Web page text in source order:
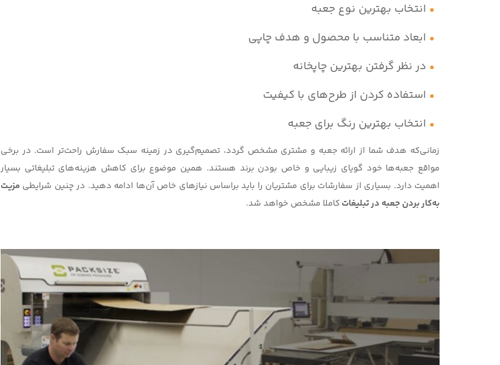
انتخاب بهترین نوع جعبه
ابعاد متناسب با محصول و هدف چاپی
در نظر گرفتن بهترین چاپخانه
استفاده کردن از طرح‌های با کیفیت
انتخاب بهترین رنگ برای جعبه
زمانی‌که هدف شما از ارائه جعبه و مشتری مشخص گردد، تصمیم‌گیری در زمینه سبک سفارش راحت‌تر است. در برخی
مواقع جعبه‌ها خود گویای زیبایی و خاص بودن برند هستند. همین موضوع برای کاهش هزینه‌های تبلیغاتی بسیار
اهمیت دارد. بسیاری از سفارشات برای مشتریان را باید براساس نیازهای خاص آن‌ها ادامه دهید. در چنین شرایطی مزیت
به‌کار بردن جعبه در تبلیغات کاملا مشخص خواهد شد.